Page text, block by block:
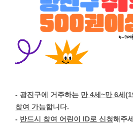
- 광진구에 거주하는 만 4세~만 6세
참여 가능합니다.
- 반드시 참여 어린이 ID로 신청해주